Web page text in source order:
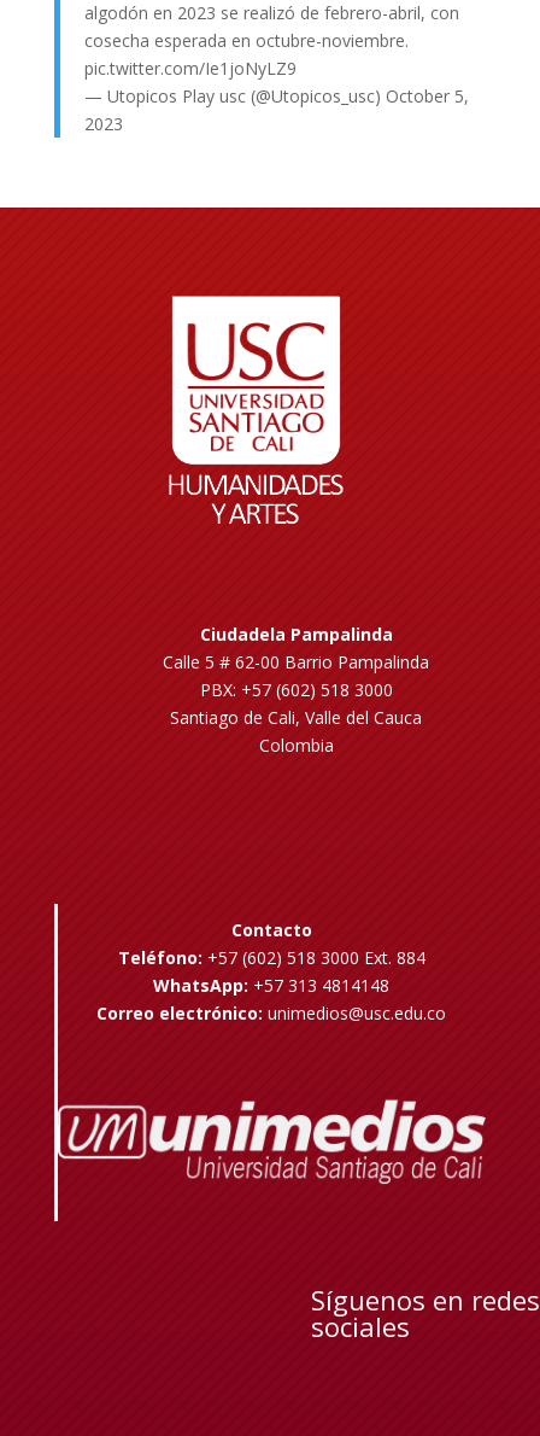
algodón en 2023 se realizó de febrero-abril, con
cosecha esperada en octubre-noviembre.
pic.twitter.com/Ie1joNyLZ9
— Utopicos Play usc (@Utopicos_usc) October 5,
2023
Ciudadela Pampalinda
Calle 5 # 62-00 Barrio Pampalinda
PBX: +57 (602) 518 3000
Santiago de Cali, Valle del Cauca
Colombia
Contacto
Teléfono: +57 (602) 518 3000 Ext. 884
WhatsApp: +57 313 4814148
Correo electrónico: unimedios@usc.edu.co
Síguenos en redes
sociales